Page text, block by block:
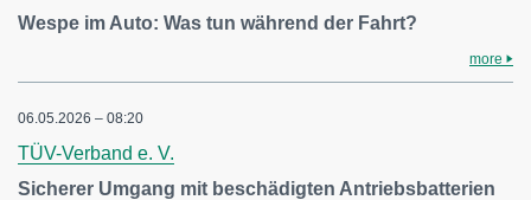
Wespe im Auto: Was tun während der Fahrt?
more
06.05.2026 – 08:20
TÜV-Verband e. V.
Sicherer Umgang mit beschädigten Antriebsbatterien